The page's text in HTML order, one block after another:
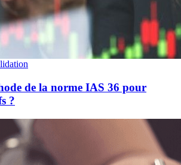
de la norme IAS 36 pour
?